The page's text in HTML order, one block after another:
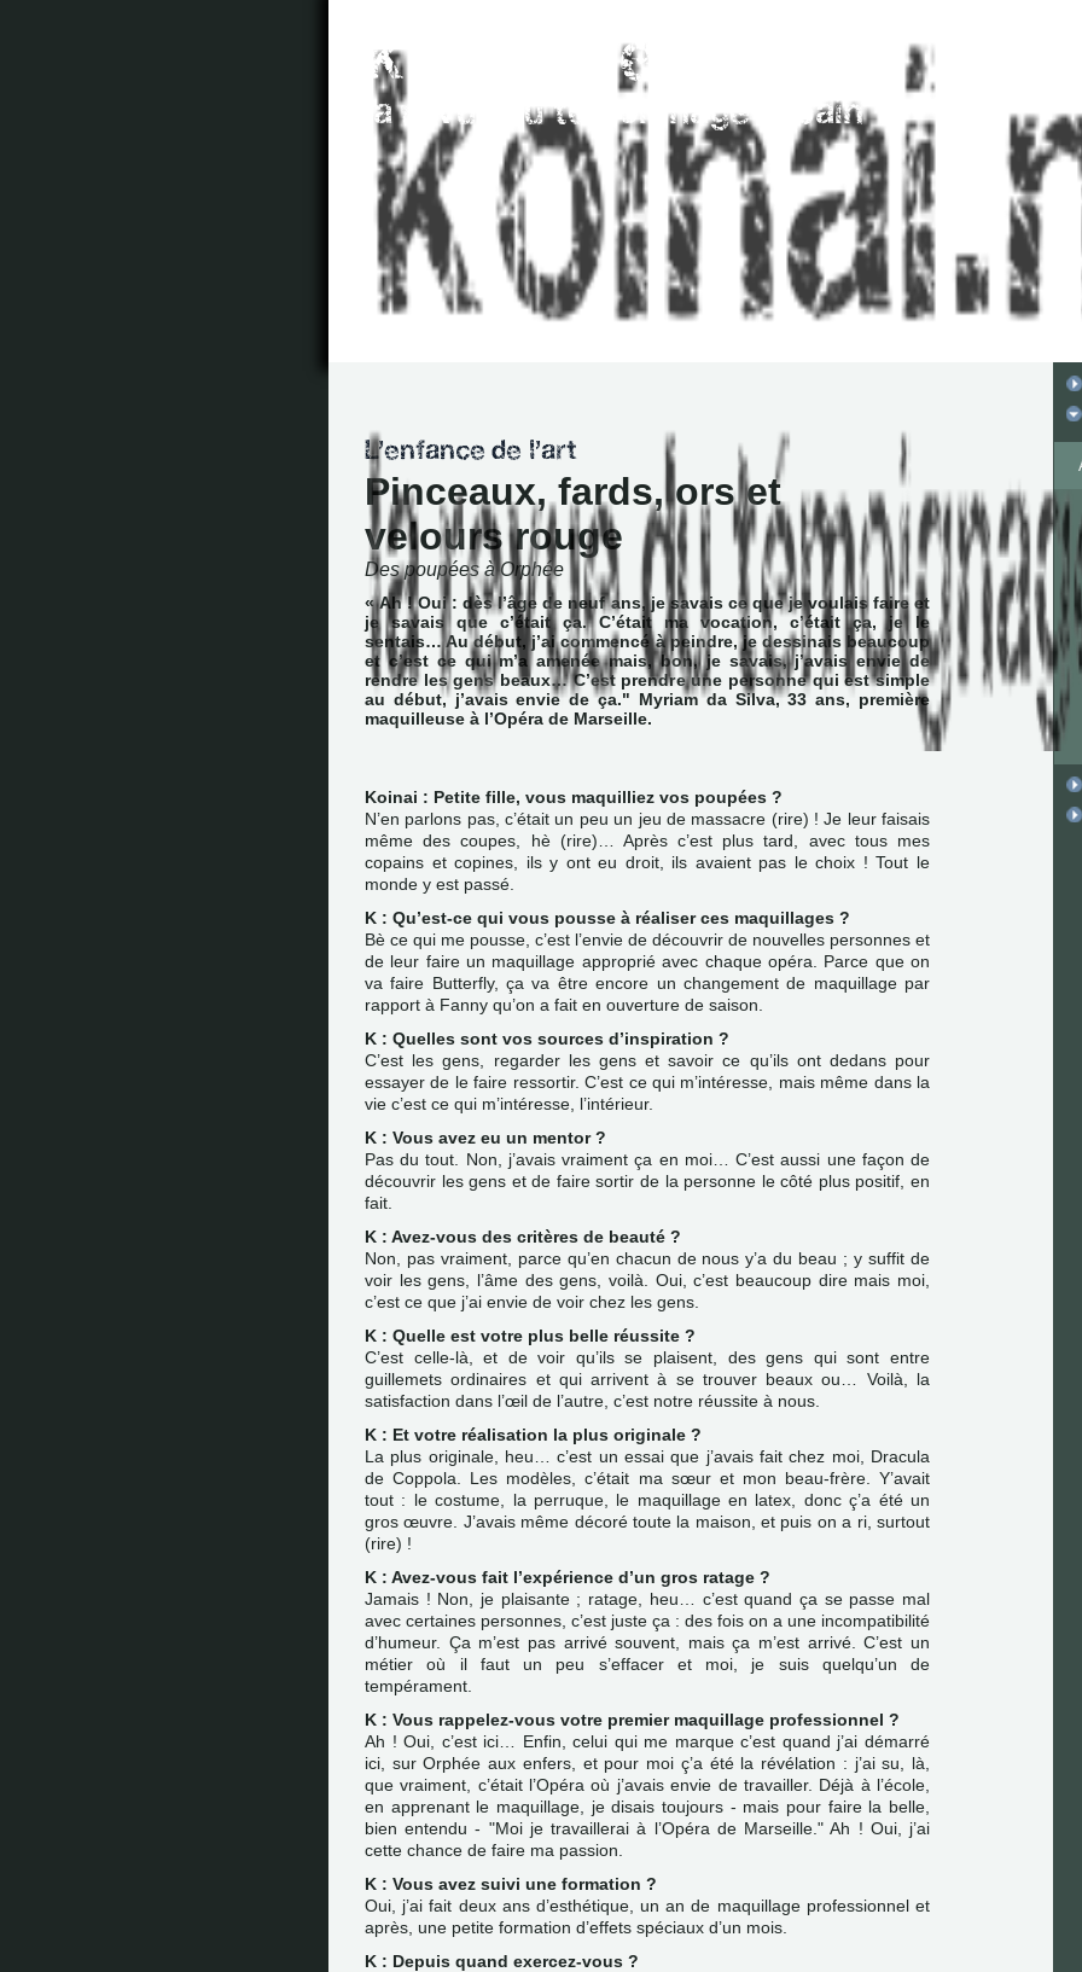
Pinceaux, fards, ors et
velours rouge
Des poupées à Orphée
« Ah ! Oui : dès l’âge de neuf ans, je savais ce que je voulais faire et
je savais que c’était ça. C’était ma vocation, c’était ça, je le
sentais… Au début, j’ai commencé à peindre, je dessinais beaucoup
et c’est ce qui m’a amenée mais, bon, je savais, j’avais envie de
rendre les gens beaux… C’est prendre une personne qui est simple
au début, j’avais envie de ça." Myriam da Silva, 33 ans, première
maquilleuse à l’Opéra de Marseille.
Koinai : Petite fille, vous maquilliez vos poupées ?
N’en parlons pas, c’était un peu un jeu de massacre (rire) ! Je leur faisais
même des coupes, hè (rire)… Après c’est plus tard, avec tous mes
copains et copines, ils y ont eu droit, ils avaient pas le choix ! Tout le
monde y est passé.
K : Qu’est-ce qui vous pousse à réaliser ces maquillages ?
Bè ce qui me pousse, c’est l’envie de découvrir de nouvelles personnes et
de leur faire un maquillage approprié avec chaque opéra. Parce que on
va faire Butterfly, ça va être encore un changement de maquillage par
rapport à Fanny qu’on a fait en ouverture de saison.
K : Quelles sont vos sources d’inspiration ?
C’est les gens, regarder les gens et savoir ce qu’ils ont dedans pour
essayer de le faire ressortir. C’est ce qui m’intéresse, mais même dans la
vie c’est ce qui m’intéresse, l’intérieur.
K : Vous avez eu un mentor ?
Pas du tout. Non, j’avais vraiment ça en moi… C’est aussi une façon de
découvrir les gens et de faire sortir de la personne le côté plus positif, en
fait.
K : Avez-vous des critères de beauté ?
Non, pas vraiment, parce qu’en chacun de nous y’a du beau ; y suffit de
voir les gens, l’âme des gens, voilà. Oui, c’est beaucoup dire mais moi,
c’est ce que j’ai envie de voir chez les gens.
K : Quelle est votre plus belle réussite ?
C’est celle-là, et de voir qu’ils se plaisent, des gens qui sont entre
guillemets ordinaires et qui arrivent à se trouver beaux ou… Voilà, la
satisfaction dans l’œil de l’autre, c’est notre réussite à nous.
K : Et votre réalisation la plus originale ?
La plus originale, heu… c’est un essai que j’avais fait chez moi, Dracula
de Coppola. Les modèles, c’était ma sœur et mon beau-frère. Y’avait
tout : le costume, la perruque, le maquillage en latex, donc ç’a été un
gros œuvre. J’avais même décoré toute la maison, et puis on a ri, surtout
(rire) !
K : Avez-vous fait l’expérience d’un gros ratage ?
Jamais ! Non, je plaisante ; ratage, heu… c’est quand ça se passe mal
avec certaines personnes, c’est juste ça : des fois on a une incompatibilité
d’humeur. Ça m’est pas arrivé souvent, mais ça m’est arrivé. C’est un
métier où il faut un peu s’effacer et moi, je suis quelqu’un de
tempérament.
K : Vous rappelez-vous votre premier maquillage professionnel ?
Ah ! Oui, c’est ici… Enfin, celui qui me marque c’est quand j’ai démarré
ici, sur Orphée aux enfers, et pour moi ç’a été la révélation : j’ai su, là,
que vraiment, c’était l’Opéra où j’avais envie de travailler. Déjà à l’école,
en apprenant le maquillage, je disais toujours - mais pour faire la belle,
bien entendu - "Moi je travaillerai à l’Opéra de Marseille." Ah ! Oui, j’ai
cette chance de faire ma passion.
K : Vous avez suivi une formation ?
Oui, j’ai fait deux ans d’esthétique, un an de maquillage professionnel et
après, une petite formation d’effets spéciaux d’un mois.
K : Depuis quand exercez-vous ?